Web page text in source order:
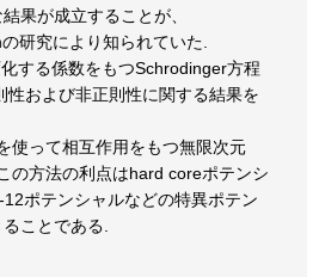
果が成立することが、
研究により知られていた.
する係数をもつSchrodinger方程
性および非正則性に関する結果を
使って相互作用をもつ無限次元
の方法の利点はhard coreポテンシ
ポテンシャルなどの特異ポテン
ことである.